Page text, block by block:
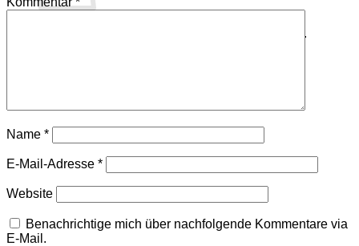
Es befinden sich keine Produkte im Warenkorb.
Name *
E-Mail-Adresse *
Website
Benachrichtige mich über nachfolgende Kommentare via
E-Mail.